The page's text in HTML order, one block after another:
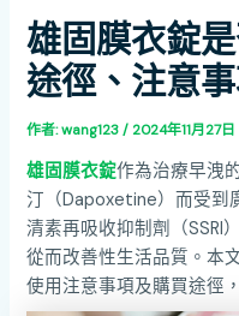
雄固膜衣錠
途徑、注意
作者:wang123/2024年11月27日
雄固膜衣錠作為治療早洩
汀（Dapoxetine）而受到
清素再吸收抑制劑（SSRI
從而改善性生活品質。本
使用注意事項及購買途徑